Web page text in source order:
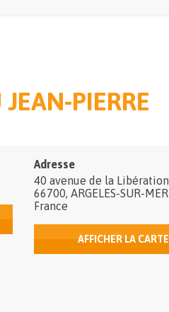
PIERRE
Adresse
40 avenue de la Libération
66700, ARGELES-SUR-MER
France
AFFICHER LA CARTE